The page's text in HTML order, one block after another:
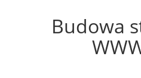
Budowa